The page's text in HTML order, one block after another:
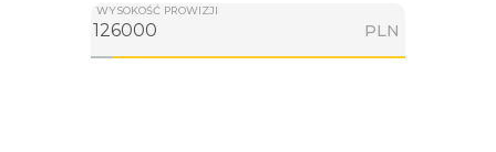
WYSOKOŚĆ PROWIZJI
PLN